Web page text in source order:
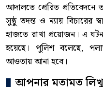
আদালতে প্রেরিত প্রতিবেদনে
সুষ্ঠু তদন্ত ও ন্যায় বিচারের
হাজতে রাখা প্রয়োজন। এ
হয়েছে। পুলিশ বলেছে,
আওতায় আনা হবে।
আপনার মতামত